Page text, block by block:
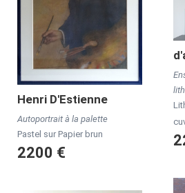
Henri D'Estienne
Autoportrait à la palette
Pastel sur Papier brun
2200 €